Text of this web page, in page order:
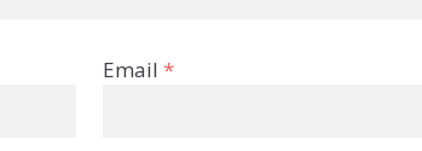
Email *